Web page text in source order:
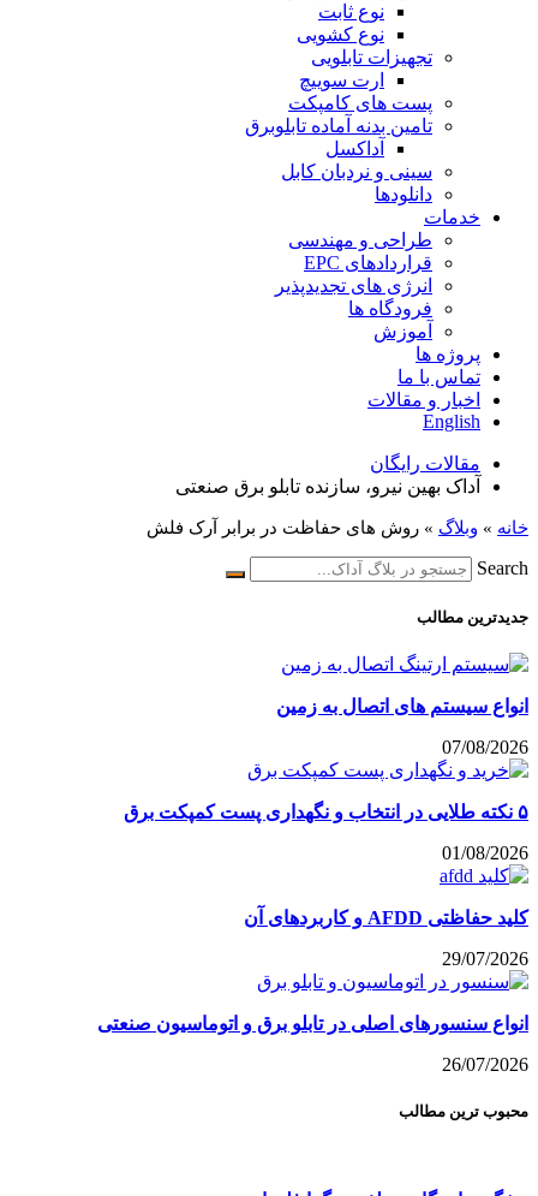
نوع ثابت
نوع کشویی
تجهیزات تابلویی
ارت سوییچ
پست های کامپکت
تامین بدنه آماده تابلوبرق
آداکسل
سینی و نردبان کابل
دانلودها
خدمات
طراحی و مهندسی
قراردادهای EPC
انرژی های تجدیدپذیر
فرودگاه ها
آموزش
پروژه ها
تماس با ما
اخبار و مقالات
English
مقالات رایگان
آداک بهین نیرو، سازنده تابلو برق صنعتی
خانه » وبلاگ » روش های حفاظت در برابر آرک فلش
Search
جدیدترین مطالب
انواع سیستم های اتصال به زمین
07/08/2026
۵ نکته طلایی در انتخاب و نگهداری پست کمپکت برق
01/08/2026
کلید حفاظتی AFDD و کاربردهای آن
29/07/2026
انواع سنسورهای اصلی در تابلو برق و اتوماسیون صنعتی
26/07/2026
محبوب ترین مطالب